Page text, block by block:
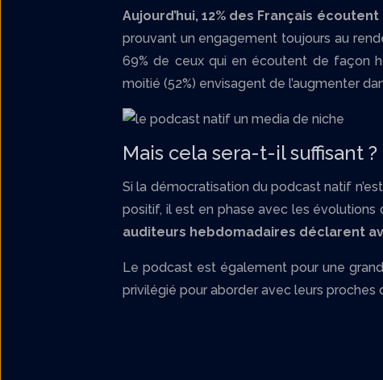
Aujourd’hui, 12% des Français
prouvant un engagement toujours au
69% de ceux qui en écoutent de façon
moitié (52%) envisagent de l’augmenter
Mais cela sera-t-il suffisant ?
Si la démocratisation du podcast natif
positif, il est en phase avec les
auditeurs hebdomadaires déclarent
Le podcast est également pour une
privilégié pour aborder avec leurs proches